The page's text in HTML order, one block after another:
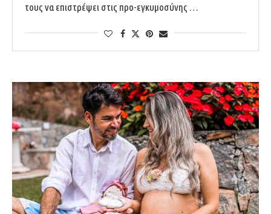
τους να επιστρέψει στις προ-εγκυμοσύνης …